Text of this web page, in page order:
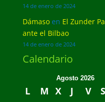
14 de enero de 2024
Dámasoen El Zunder
ante el Bilbao
14 de enero de 2024
Calendario
Agosto 2026
L M X J V S